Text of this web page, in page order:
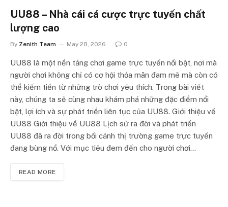
UU88 – Nhà cái cá cược trực tuyến chất
lượng cao
By Zenith Team May 28, 2026 0
UU88 là một nền tảng chơi game trực tuyến nổi bật, nơi mà
người chơi không chỉ có cơ hội thỏa mãn đam mê mà còn có
thể kiếm tiền từ những trò chơi yêu thích. Trong bài viết
này, chúng ta sẽ cùng nhau khám phá những đặc điểm nổi
bật, lợi ích và sự phát triển liên tục của UU88. Giới thiệu về
UU88 Giới thiệu về UU88 Lịch sử ra đời và phát triển
UU88 đã ra đời trong bối cảnh thị trường game trực tuyến
đang bùng nổ. Với mục tiêu đem đến cho người chơi…
READ MORE